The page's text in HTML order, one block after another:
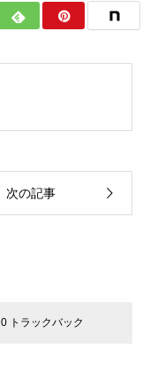
次の記事
0 トラックバック